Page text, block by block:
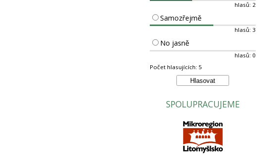
hlasů: 2
Samozřejmě
hlasů: 3
No jasně
hlasů: 0
Počet hlasujících: 5
SPOLUPRACUJEME